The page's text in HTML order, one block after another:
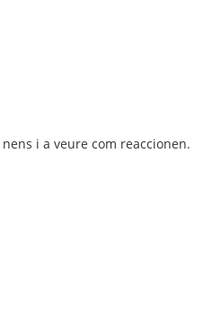
i a veure com reaccionen.